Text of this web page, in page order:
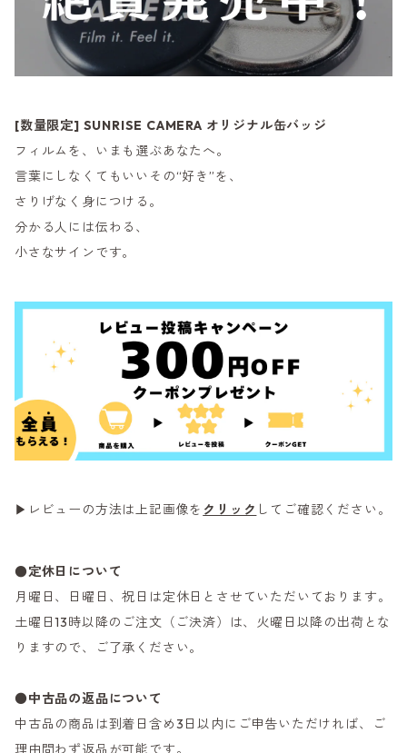
[数量限定] SUNRISE CAMERA オリジナル缶バッジ
フィルムを、いまも選ぶあなたへ。
言葉にしなくてもいいその“好き”を、
さりげなく身につける。
分かる人には伝わる、
小さなサインです。
▶レビューの方法は上記画像を クリック してご確認ください。
●定休日について
月曜日、日曜日、祝日は定休日とさせていただいております。
土曜日13時以降のご注文（ご決済）は、火曜日以降の出荷とな
りますので、ご了承ください。
●中古品の返品について
中古品の商品は到着日含め3日以内にご申告いただければ、ご
理由問わず返品が可能です。